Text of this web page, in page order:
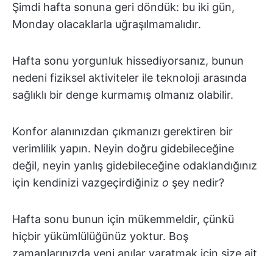
Şimdi hafta sonuna geri döndük: bu iki gün,
Monday olacaklarla uğraşılmamalıdır.
Hafta sonu yorgunluk hissediyorsanız, bunun
nedeni fiziksel aktiviteler ile teknoloji arasında
sağlıklı bir denge kurmamış olmanız olabilir.
Konfor alanınızdan çıkmanızı gerektiren bir
verimlilik yapın. Neyin doğru gidebileceğine
değil, neyin yanlış gidebileceğine odaklandığınız
için kendinizi vazgeçirdiğiniz o şey nedir?
Hafta sonu bunun için mükemmeldir, çünkü
hiçbir yükümlülüğünüz yoktur. Boş
zamanlarınızda yeni anılar yaratmak için size ait